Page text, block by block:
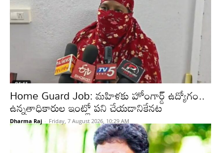
Home Guard Job: మహిళకు హోంగార్డ్ ఉద్యోగం..
ఉన్నతాధికారుల ఇంట్లో పని చేయడానికేనట
Dharma Raj - Friday, 7 August 2026, 10:29 AM